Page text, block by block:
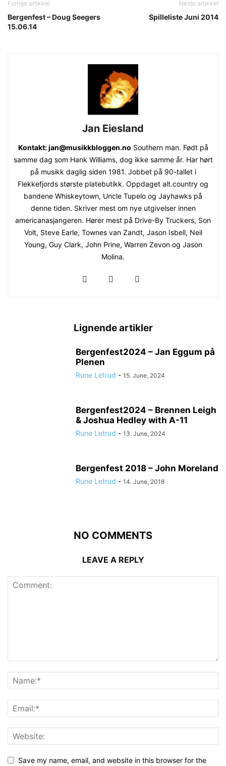
Forrige artikkel
Bergenfest – Doug Seegers
15.06.14
Neste artikkel
Spilleliste Juni 2014
Jan Eiesland
Kontakt: jan@musikkbloggen.no Southern man. Født på
samme dag som Hank Williams, dog ikke samme år. Har hørt
på musikk daglig siden 1981. Jobbet på 90-tallet i
Flekkefjords største platebutikk. Oppdaget alt.country og
bandene Whiskeytown, Uncle Tupelo og Jayhawks på
denne tiden. Skriver mest om nye utgivelser innen
americanasjangeren. Hører mest på Drive-By Truckers, Son
Volt, Steve Earle, Townes van Zandt, Jason Isbell, Neil
Young, Guy Clark, John Prine, Warren Zevon og Jason
Molina.
Lignende artikler
Bergenfest2024 – Jan Eggum på
Plenen
Rune Letrud - 15. June, 2024
Bergenfest2024 – Brennen Leigh
& Joshua Hedley with A-11
Rune Letrud - 13. June, 2024
Bergenfest 2018 – John Moreland
Rune Letrud - 14. June, 2018
NO COMMENTS
LEAVE A REPLY
Save my name, email, and website in this browser for the